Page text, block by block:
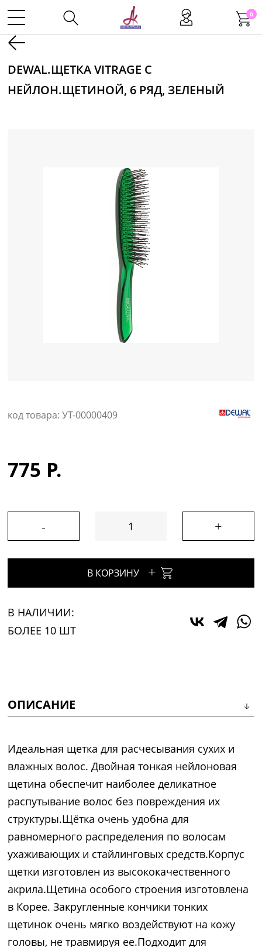
0
Инструменты
Одноразовая продукция
DEWAL.ЩЕТКА VITRAGE С
НЕЙЛОН.ЩЕТИНОЙ, 6 РЯД, ЗЕЛЕНЫЙ
код товара: УТ-00000409
775 Р.
- +
В КОРЗИНУ +
В НАЛИЧИИ:
БОЛЕЕ 10 ШТ
ОПИСАНИЕ
Идеальная щетка для расчесывания сухих и
влажных волос. Двойная тонкая нейлоновая
щетина обеспечит наиболее деликатное
распутывание волос без повреждения их
структуры.Щётка очень удобна для
равномерного распределения по волосам
ухаживающих и стайлинговых средств.Корпус
щетки изготовлен из высококачественного
акрила.Щетина особого строения изготовлена
в Корее. Закругленные кончики тонких
щетинок очень мягко воздействуют на кожу
головы, не травмируя ее.Подходит для